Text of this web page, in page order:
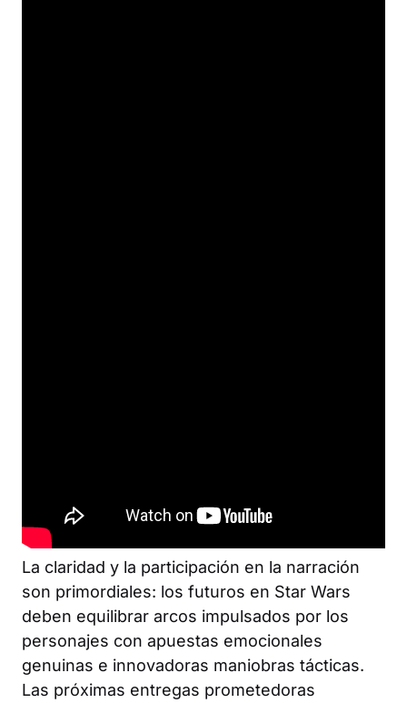
La claridad y la participación en la narración
son primordiales: los futuros en Star Wars
deben equilibrar arcos impulsados por los
personajes con apuestas emocionales
genuinas e innovadoras maniobras tácticas.
Las próximas entregas prometedoras